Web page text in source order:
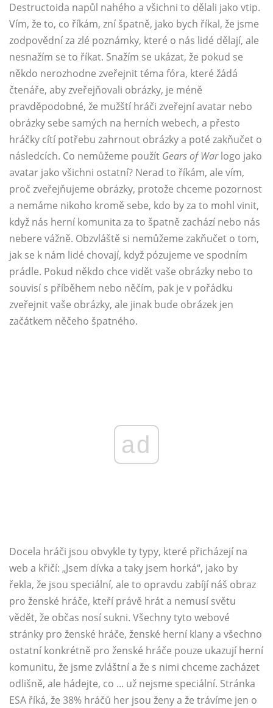
Destructoida napůl nahého a všichni to dělali jako vtip.
Vím, že to, co říkám, zní špatně, jako bych říkal, že jsme
zodpovědní za zlé poznámky, které o nás lidé dělají, ale
nesnažím se to říkat. Snažím se ukázat, že pokud se
někdo nerozhodne zveřejnit téma fóra, které žádá
čtenáře, aby zveřejňovali obrázky, je méně
pravděpodobné, že mužští hráči zveřejní avatar nebo
obrázky sebe samých na herních webech, a přesto
hráčky cítí potřebu zahrnout obrázky a poté zakňučet o
následcích. Co nemůžeme použít Gears of Warlogo jako
avatar jako všichni ostatní? Nerad to říkám, ale vím,
proč zveřejňujeme obrázky, protože chceme pozornost
a nemáme nikoho kromě sebe, kdo by za to mohl vinit,
když nás herní komunita za to špatně zachází nebo nás
nebere vážně. Obzvláště si nemůžeme zakňučet o tom,
jak se k nám lidé chovají, když pózujeme ve spodním
prádle. Pokud někdo chce vidět vaše obrázky nebo to
souvisí s příběhem nebo něčím, pak je v pořádku
zveřejnit vaše obrázky, ale jinak bude obrázek jen
začátkem něčeho špatného.
ad
Docela hráči jsou obvykle ty typy, které přicházejí na
web a křičí: „Jsem dívka a taky jsem horká“, jako by
řekla, že jsou speciální, ale to opravdu zabíjí náš obraz
pro ženské hráče, kteří právě hrát a nemusí světu
vědět, že občas nosí sukni. Všechny tyto webové
stránky pro ženské hráče, ženské herní klany a všechno
ostatní konkrétně pro ženské hráče pouze ukazují herní
komunitu, že jsme zvláštní a že s nimi chceme zacházet
odlišně, ale hádejte, co ... už nejsme speciální. Stránka
ESA říká, že 38% hráčů her jsou ženy a že trávíme jen o